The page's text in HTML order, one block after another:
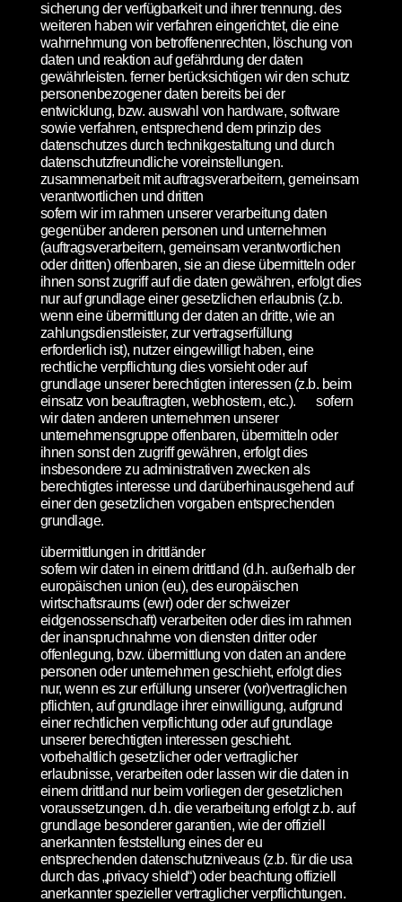
sicherung der verfügbarkeit und ihrer trennung. des
weiteren haben wir verfahren eingerichtet, die eine
wahrnehmung von betroffenenrechten, löschung von
daten und reaktion auf gefährdung der daten
gewährleisten. ferner berücksichtigen wir den schutz
personenbezogener daten bereits bei der
entwicklung, bzw. auswahl von hardware, software
sowie verfahren, entsprechend dem prinzip des
datenschutzes durch technikgestaltung und durch
datenschutzfreundliche voreinstellungen.
zusammenarbeit mit auftragsverarbeitern, gemeinsam
verantwortlichen und dritten
sofern wir im rahmen unserer verarbeitung daten
gegenüber anderen personen und unternehmen
(auftragsverarbeitern, gemeinsam verantwortlichen
oder dritten) offenbaren, sie an diese übermitteln oder
ihnen sonst zugriff auf die daten gewähren, erfolgt dies
nur auf grundlage einer gesetzlichen erlaubnis (z.b.
wenn eine übermittlung der daten an dritte, wie an
zahlungsdienstleister, zur vertragserfüllung
erforderlich ist), nutzer eingewilligt haben, eine
rechtliche verpflichtung dies vorsieht oder auf
grundlage unserer berechtigten interessen (z.b. beim
einsatz von beauftragten, webhostern, etc.). sofern
wir daten anderen unternehmen unserer
unternehmensgruppe offenbaren, übermitteln oder
ihnen sonst den zugriff gewähren, erfolgt dies
insbesondere zu administrativen zwecken als
berechtigtes interesse und darüberhinausgehend auf
einer den gesetzlichen vorgaben entsprechenden
grundlage.
übermittlungen in drittländer
sofern wir daten in einem drittland (d.h. außerhalb der
europäischen union (eu), des europäischen
wirtschaftsraums (ewr) oder der schweizer
eidgenossenschaft) verarbeiten oder dies im rahmen
der inanspruchnahme von diensten dritter oder
offenlegung, bzw. übermittlung von daten an andere
personen oder unternehmen geschieht, erfolgt dies
nur, wenn es zur erfüllung unserer (vor)vertraglichen
pflichten, auf grundlage ihrer einwilligung, aufgrund
einer rechtlichen verpflichtung oder auf grundlage
unserer berechtigten interessen geschieht.
vorbehaltlich gesetzlicher oder vertraglicher
erlaubnisse, verarbeiten oder lassen wir die daten in
einem drittland nur beim vorliegen der gesetzlichen
voraussetzungen. d.h. die verarbeitung erfolgt z.b. auf
grundlage besonderer garantien, wie der offiziell
anerkannten feststellung eines der eu
entsprechenden datenschutzniveaus (z.b. für die usa
durch das „privacy shield“) oder beachtung offiziell
anerkannter spezieller vertraglicher verpflichtungen.